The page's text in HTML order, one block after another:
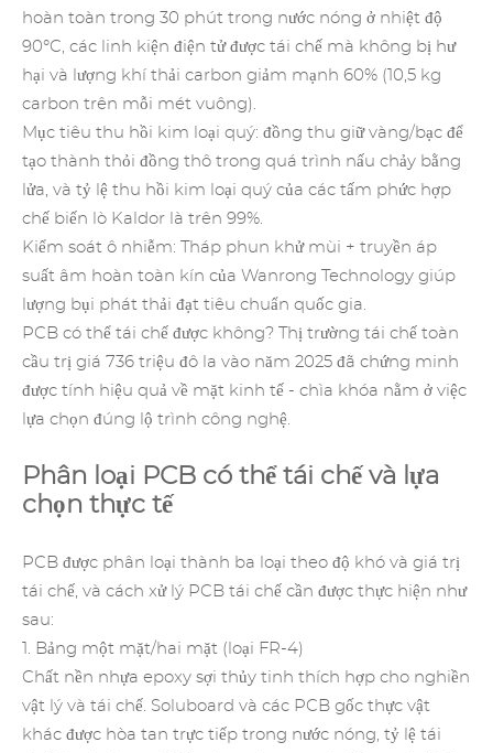
hoàn toàn trong 30 phút trong nước nóng ở nhiệt độ
90°C, các linh kiện điện tử được tái chế mà không bị hư
hại và lượng khí thải carbon giảm mạnh 60% (10,5 kg
carbon trên mỗi mét vuông).
Mục tiêu thu hồi kim loại quý: đồng thu giữ vàng/bạc để
tạo thành thỏi đồng thô trong quá trình nấu chảy bằng
lửa, và tỷ lệ thu hồi kim loại quý của các tấm phức hợp
chế biến lò Kaldor là trên 99%.
Kiểm soát ô nhiễm: Tháp phun khử mùi + truyền áp
suất âm hoàn toàn kín của Wanrong Technology giúp
lượng bụi phát thải đạt tiêu chuẩn quốc gia.
PCB có thể tái chế được không? Thị trường tái chế toàn
cầu trị giá 736 triệu đô la vào năm 2025 đã chứng minh
được tính hiệu quả về mặt kinh tế - chìa khóa nằm ở việc
lựa chọn đúng lộ trình công nghệ.
Phân loại PCB có thể tái chế và lựa
chọn thực tế
PCB được phân loại thành ba loại theo độ khó và giá trị
tái chế, và cách xử lý PCB tái chế cần được thực hiện như
sau:
1. Bảng một mặt/hai mặt (loại FR-4)
Chất nền nhựa epoxy sợi thủy tinh thích hợp cho nghiền
vật lý và tái chế. Soluboard và các PCB gốc thực vật
khác được hòa tan trực tiếp trong nước nóng, tỷ lệ tái